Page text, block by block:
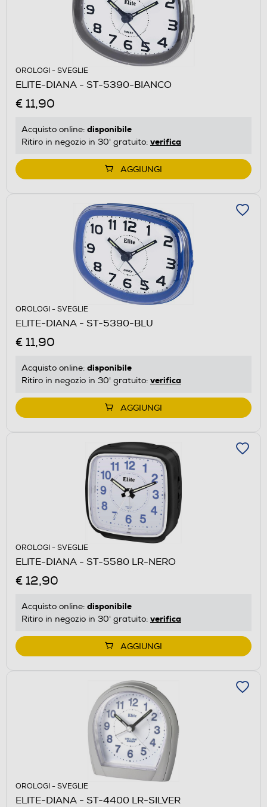
OROLOGI - SVEGLIE
ELITE-DIANA - ST-5390-BIANCO
€ 11,90
Acquisto online: disponibile
Ritiro in negozio in 30' gratuito: verifica
AGGIUNGI
OROLOGI - SVEGLIE
ELITE-DIANA - ST-5390-BLU
€ 11,90
Acquisto online: disponibile
Ritiro in negozio in 30' gratuito: verifica
AGGIUNGI
OROLOGI - SVEGLIE
ELITE-DIANA - ST-5580 LR-NERO
€ 12,90
Acquisto online: disponibile
Ritiro in negozio in 30' gratuito: verifica
AGGIUNGI
OROLOGI - SVEGLIE
ELITE-DIANA - ST-4400 LR-SILVER